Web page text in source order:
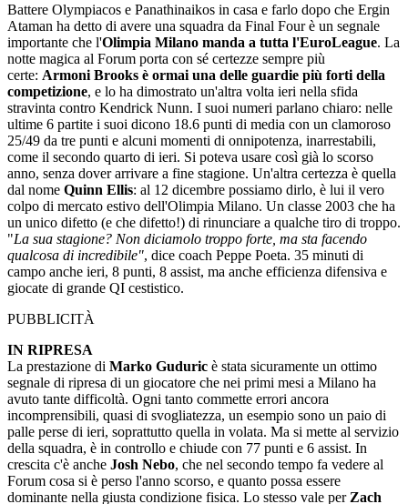
Battere Olympiacos e Panathinaikos in casa e farlo dopo che Ergin
Ataman ha detto di avere una squadra da Final Four è un segnale
importante che l'Olimpia Milano manda a tutta l'EuroLeague. La
notte magica al Forum porta con sé certezze sempre più
certe: Armoni Brooks è ormai una delle guardie più forti della
competizione, e lo ha dimostrato un'altra volta ieri nella sfida
stravinta contro Kendrick Nunn. I suoi numeri parlano chiaro: nelle
ultime 6 partite i suoi dicono 18.6 punti di media con un clamoroso
25/49 da tre punti e alcuni momenti di onnipotenza, inarrestabili,
come il secondo quarto di ieri. Si poteva usare così già lo scorso
anno, senza dover arrivare a fine stagione. Un'altra certezza è quella
dal nome Quinn Ellis: al 12 dicembre possiamo dirlo, è lui il vero
colpo di mercato estivo dell'Olimpia Milano. Un classe 2003 che ha
un unico difetto (e che difetto!) di rinunciare a qualche tiro di troppo.
"La sua stagione? Non diciamolo troppo forte, ma sta facendo
qualcosa di incredibile", dice coach Peppe Poeta. 35 minuti di
campo anche ieri, 8 punti, 8 assist, ma anche efficienza difensiva e
giocate di grande QI cestistico.
PUBBLICITÀ
IN RIPRESA
La prestazione di Marko Guduric è stata sicuramente un ottimo
segnale di ripresa di un giocatore che nei primi mesi a Milano ha
avuto tante difficoltà. Ogni tanto commette errori ancora
incomprensibili, quasi di svogliatezza, un esempio sono un paio di
palle perse di ieri, soprattutto quella in volata. Ma si mette al servizio
della squadra, è in controllo e chiude con 77 punti e 6 assist. In
crescita c'è anche Josh Nebo, che nel secondo tempo fa vedere al
Forum cosa si è perso l'anno scorso, e quanto possa essere
dominante nella giusta condizione fisica. Lo stesso vale per Zach